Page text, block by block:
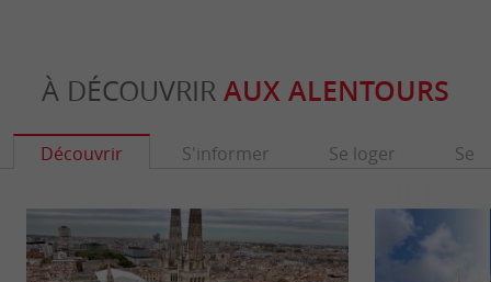
À DÉCOUVRIR AUX ALENTOURS
Découvrir S'informer Se loger Se